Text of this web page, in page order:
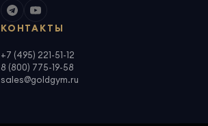
КОНТАКТЫ
+7 (495) 221-51-12
8 (800) 775-19-58
sales@goldgym.ru